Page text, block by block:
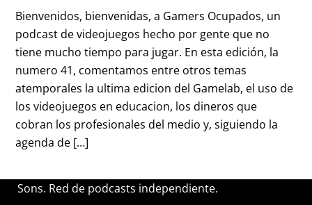
Bienvenidos, bienvenidas, a Gamers Ocupados, un
podcast de videojuegos hecho por gente que no
tiene mucho tiempo para jugar. En esta edición, la
numero 41, comentamos entre otros temas
atemporales la ultima edicion del Gamelab, el uso de
los videojuegos en educacion, los dineros que
cobran los profesionales del medio y, siguiendo la
agenda de […]
Sons. Red de podcasts independiente.